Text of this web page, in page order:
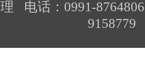
理 电话：0991-